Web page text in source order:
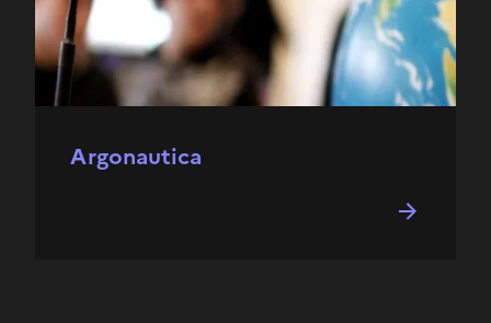
Argonautica